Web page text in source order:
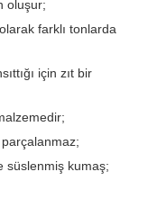
oluşur;
farklı tonlarda
için zıt bir
süslenmiş kumaş;